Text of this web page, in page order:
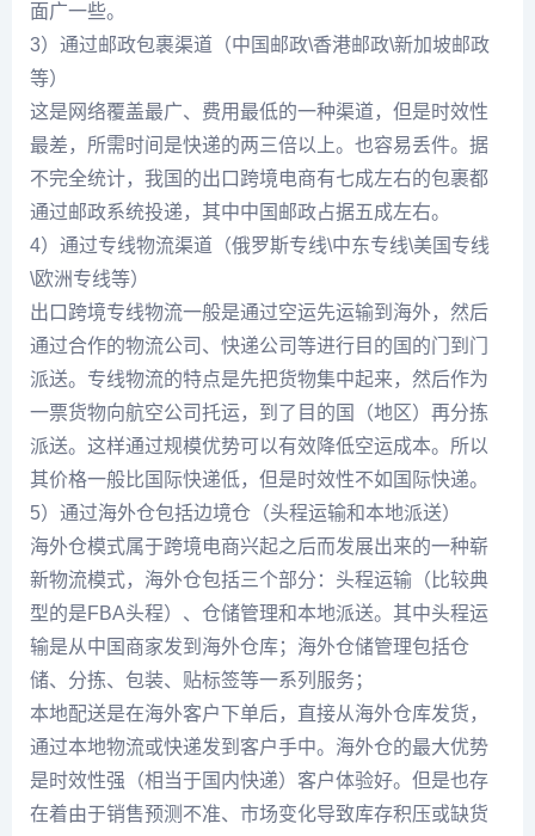
面广一些。
3）通过邮政包裹渠道（中国邮政\香港邮政\新加坡邮政
等）
这是网络覆盖最广、费用最低的一种渠道，但是时效性
最差，所需时间是快递的两三倍以上。也容易丢件。据
不完全统计，我国的出口跨境电商有七成左右的包裹都
通过邮政系统投递，其中中国邮政占据五成左右。
4）通过专线物流渠道（俄罗斯专线\中东专线\美国专线
\欧洲专线等）
出口跨境专线物流一般是通过空运先运输到海外，然后
通过合作的物流公司、快递公司等进行目的国的门到门
派送。专线物流的特点是先把货物集中起来，然后作为
一票货物向航空公司托运，到了目的国（地区）再分拣
派送。这样通过规模优势可以有效降低空运成本。所以
其价格一般比国际快递低，但是时效性不如国际快递。
5）通过海外仓包括边境仓（头程运输和本地派送）
海外仓模式属于跨境电商兴起之后而发展出来的一种崭
新物流模式，海外仓包括三个部分：头程运输（比较典
型的是FBA头程）、仓储管理和本地派送。其中头程运
输是从中国商家发到海外仓库；海外仓储管理包括仓
储、分拣、包装、贴标签等一系列服务；
本地配送是在海外客户下单后，直接从海外仓库发货，
通过本地物流或快递发到客户手中。海外仓的最大优势
是时效性强（相当于国内快递）客户体验好。但是也存
在着由于销售预测不准、市场变化导致库存积压或缺货